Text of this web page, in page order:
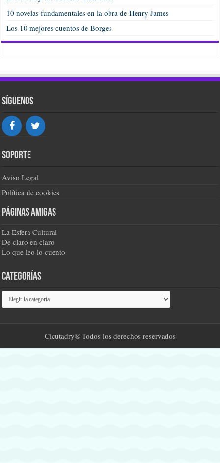
10 novelas fundamentales en la obra de Henry James
Los 10 mejores cuentos de Borges
Síguenos
Soporte
Aviso Legal
Política de cookies
Páginas amigas
La Esfera Cultural
De claro en claro
Lo que leo lo cuento
Categorías
Categorías
Cicutadry® Todos los derechos reservados